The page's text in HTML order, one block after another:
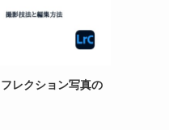
レクション写真の